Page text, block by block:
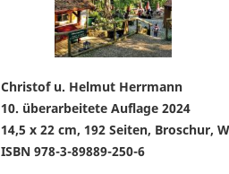
Christof u. Helmut Herrmann
10. überarbeitete Auflage 2024
14,5 x 22 cm, 192 Seiten, Broschur,
ISBN 978-3-89889-250-6